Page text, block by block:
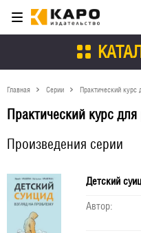
Главная Серии Практический курс
Практический курс
Произведения серии
Детский
Автор: